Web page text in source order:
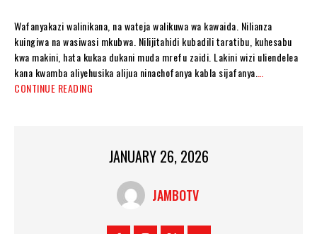
Wafanyakazi walinikana, na wateja walikuwa wa kawaida. Nilianza
kuingiwa na wasiwasi mkubwa. Nilijitahidi kubadili taratibu, kuhesabu
kwa makini, hata kukaa dukani muda mrefu zaidi. Lakini wizi uliendelea
kana kwamba aliyehusika alijua ninachofanya kabla sijafanya.
CONTINUE READING
JANUARY 26, 2026
JAMBOTV